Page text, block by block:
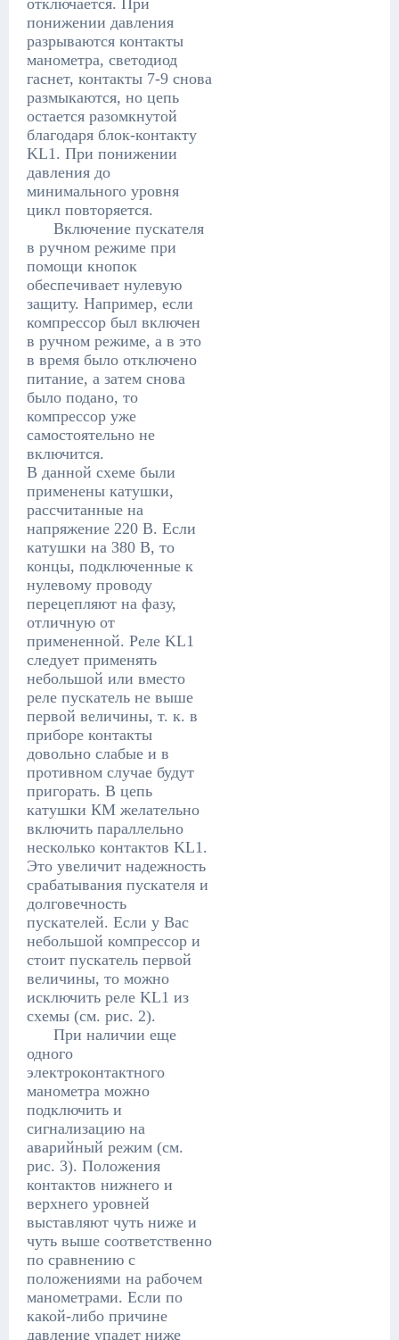
отключается. При
понижении давления
разрываются контакты
манометра, светодиод
гаснет, контакты 7-9 снова
размыкаются, но цепь
остается разомкнутой
благодаря блок-контакту
KL1. При понижении
давления до
минимального уровня
цикл повторяется.
Включение пускателя
в ручном режиме при
помощи кнопок
обеспечивает нулевую
защиту. Например, если
компрессор был включен
в ручном режиме, а в это
в время было отключено
питание, а затем снова
было подано, то
компрессор уже
самостоятельно не
включится.
В данной схеме были
применены катушки,
рассчитанные на
напряжение 220 В. Если
катушки на 380 В, то
концы, подключенные к
нулевому проводу
перецепляют на фазу,
отличную от
примененной. Реле KL1
следует применять
небольшой или вместо
реле пускатель не выше
первой величины, т. к. в
приборе контакты
довольно слабые и в
противном случае будут
пригорать. В цепь
катушки КМ желательно
включить параллельно
несколько контактов KL1.
Это увеличит надежность
срабатывания пускателя и
долговечность
пускателей. Если у Вас
небольшой компрессор и
стоит пускатель первой
величины, то можно
исключить реле KL1 из
схемы (см. рис. 2).
При наличии еще
одного
электроконтактного
манометра можно
подключить и
сигнализацию на
аварийный режим (см.
рис. 3). Положения
контактов нижнего и
верхнего уровней
выставляют чуть ниже и
чуть выше соответственно
по сравнению с
положениями на рабочем
манометрами. Если по
какой-либо причине
давление упадет ниже